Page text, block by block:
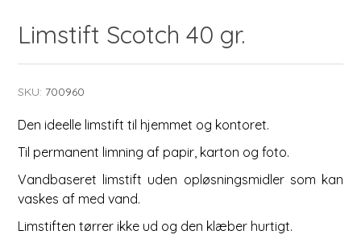
Limstift Scotch 40 gr.
SKU: 700960
Den ideelle limstift til hjemmet og kontoret.
Til permanent limning af papir, karton og foto.
Vandbaseret limstift uden opløsningsmidler som kan
vaskes af med vand.
Limstiften tørrer ikke ud og den klæber hurtigt.